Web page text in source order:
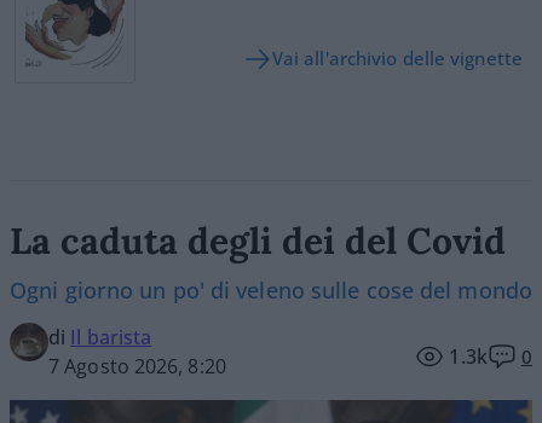
Vai all'archivio delle vignette
La caduta degli dei del Covid
Ogni giorno un po' di veleno sulle cose del mondo
di Il barista
7 Agosto 2026, 8:20
1.3k 0